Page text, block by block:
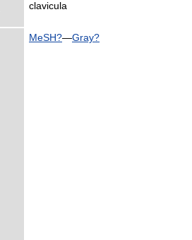
clavicula
MeSH?—Gray?